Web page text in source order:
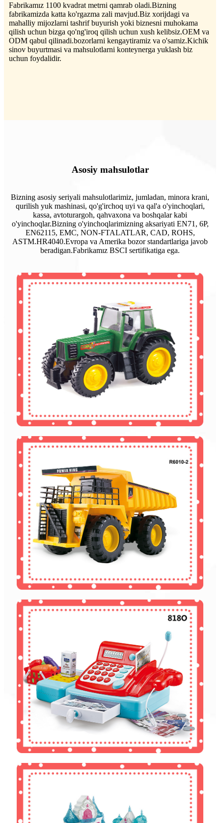
Fabrikamız 1100 kvadrat metrni qamrab oladi.Bizning
fabrikamizda katta ko'rgazma zali mavjud.Biz xorijdagi va
mahalliy mijozlarni tashrif buyurish yoki biznesni muhokama
qilish uchun bizga qo'ng'iroq qilish uchun xush kelibsiz.OEM va
ODM qabul qilinadi.bozorlarni kengaytiramiz va o'samiz.Kichik
sinov buyurtmasi va mahsulotlarni konteynerga yuklash biz
uchun foydalidir.
Asosiy mahsulotlar
Bizning asosiy seriyali mahsulotlarimiz, jumladan, minora krani,
qurilish yuk mashinasi, qo'g'irchoq uyi va qal'a o'yinchoqlari,
kassa, avtoturargoh, qahvaxona va boshqalar kabi
o'yinchoqlar.Bizning o'yinchoqlarimizning aksariyati EN71, 6P,
EN62115, EMC, NON-FTALATLAR, CAD, ROHS,
ASTM.HR4040.Evropa va Amerika bozor standartlariga javob
beradigan.Fabrikamız BSCI sertifikatiga ega.